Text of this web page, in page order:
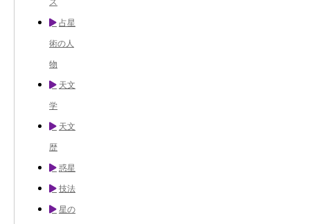
占星
術の人
物
天文
学
天文
歴
惑星
技法
星の